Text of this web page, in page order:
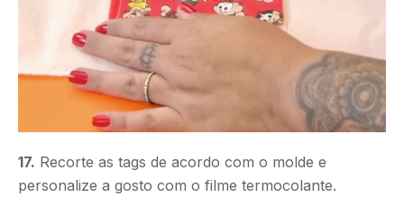
17. Recorte as tags de acordo com o molde e
personalize a gosto com o filme termocolante.